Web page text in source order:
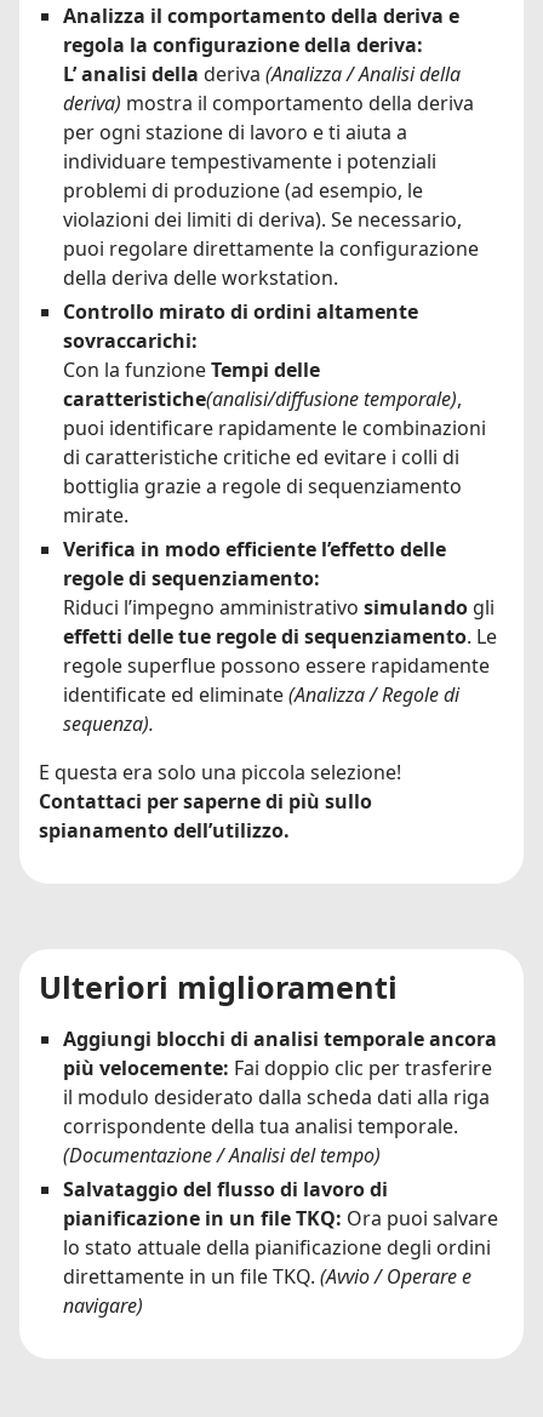
Analizza il comportamento della deriva e
regola la configurazione della deriva:
L’analisi della deriva (Analizza / Analisi della
deriva) mostra il comportamento della deriva
per ogni stazione di lavoro e ti aiuta a
individuare tempestivamente i potenziali
problemi di produzione (ad esempio, le
violazioni dei limiti di deriva). Se necessario,
puoi regolare direttamente la configurazione
della deriva delle workstation.
Controllo mirato di ordini altamente
sovraccarichi:
Con la funzioneTempi delle
caratteristiche(analisi/diffusione temporale),
puoi identificare rapidamente le combinazioni
di caratteristiche critiche ed evitare i colli di
bottiglia grazie a regole di sequenziamento
mirate.
Verifica in modo efficiente l’effetto delle
regole di sequenziamento:
Riduci l’impegno amministrativo simulando gli
effetti delle tue regole di sequenziamento. Le
regole superflue possono essere rapidamente
identificate ed eliminate(Analizza / Regole di
sequenza).
E questa era solo una piccola selezione!
Contattaci per saperne di più sullo
spianamento dell’utilizzo.
Ulteriori miglioramenti
Aggiungi blocchi di analisi temporale ancora
più velocemente: Fai doppio clic per trasferire
il modulo desiderato dalla scheda dati alla riga
corrispondente della tua analisi temporale.
(Documentazione / Analisi del tempo)
Salvataggio del flusso di lavoro di
pianificazione in un file TKQ: Ora puoi salvare
lo stato attuale della pianificazione degli ordini
direttamente in un file TKQ. (Avvio / Operare e
navigare)